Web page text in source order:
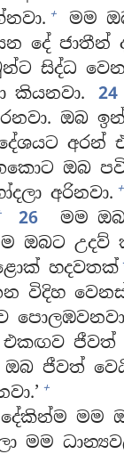
+
මම
දේ ජාතීන්
සිද්ධ
කියනවා. 24
ඔබ
අරන්
ඔබ
අරිනවා. +
26
මම
ඔබට උදව්
හදවතක්
විදිහ
ජීවත්
ජීවත්
+
දේකින්ම මම
මම